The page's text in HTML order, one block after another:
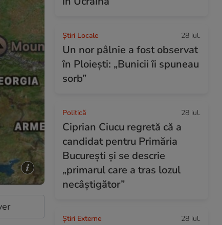
Știri Locale 28 iul.
Un nor pâlnie a fost observat
în Ploiești: „Bunicii îi spuneau
sorb”
Politică 28 iul.
Ciprian Ciucu regretă că a
candidat pentru Primăria
București și se descrie
„primarul care a tras lozul
necâștigător”
Știri Externe 28 iul.